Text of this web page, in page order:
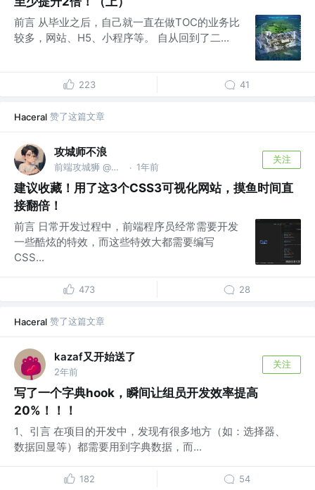
前言 从毕业之后，自己就一直在做TOC的业务比
较多，网站、H5、小程序等。 自从回到了二...
223 41
Haceral 赞了这篇文章
攻城师不浪
前端攻城狮 @家里蹲 · 1年前
关注
建议收藏！用了这3个CSS3可视化网站，摸鱼时间直
接翻倍！
前言 日常开发过程中，前端程序员经常需要开发
一些酷炫的特效，而这些特效大都需要编写
CSS...
473 28
Haceral 赞了这篇文章
kazaf又开始送了
2年前
关注
写了一个字典hook，瞬间让组员开发效率提高
20%！！！
1、引言 在项目的开发中，发现有很多地方（如：选择器、
数据回显等）都需要用到字典数据，而...
182 54